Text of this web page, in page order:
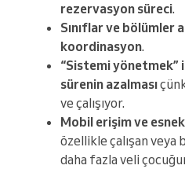
rezervasyon süreci.
Sınıflar ve bölümler
koordinasyon.
“Sistemi yönetmek”
sürenin azalması
ve çalışıyor.
Mobil erişim ve
özellikle çalışan veya
daha fazla veli